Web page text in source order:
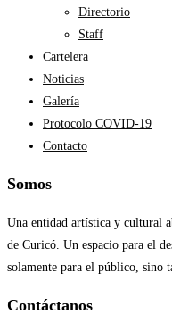
Directorio
Staff
Cartelera
Noticias
Galería
Protocolo COVID-19
Contacto
Somos
Una entidad artística y cultural
de Curicó. Un espacio para el
solamente para el público, sino
Contáctanos​